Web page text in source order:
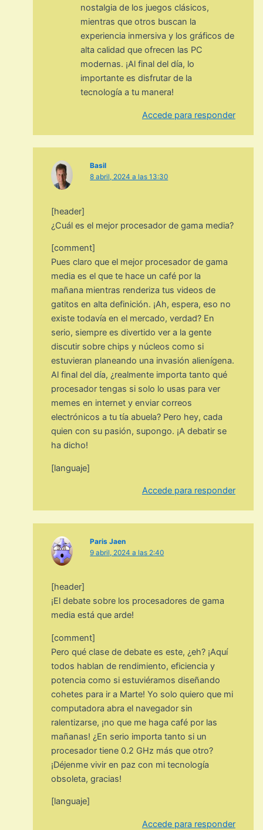
nostalgia de los juegos clásicos,
mientras que otros buscan la
experiencia inmersiva y los gráficos de
alta calidad que ofrecen las PC
modernas. ¡Al final del día, lo
importante es disfrutar de la
tecnología a tu manera!
Accede para responder
Basil
8 abril, 2024 a las 13:30
[header]
¿Cuál es el mejor procesador de gama media?
[comment]
Pues claro que el mejor procesador de gama
media es el que te hace un café por la
mañana mientras renderiza tus videos de
gatitos en alta definición. ¡Ah, espera, eso no
existe todavía en el mercado, verdad? En
serio, siempre es divertido ver a la gente
discutir sobre chips y núcleos como si
estuvieran planeando una invasión alienígena.
Al final del día, ¿realmente importa tanto qué
procesador tengas si solo lo usas para ver
memes en internet y enviar correos
electrónicos a tu tía abuela? Pero hey, cada
quien con su pasión, supongo. ¡A debatir se
ha dicho!
[languaje]
Accede para responder
Paris Jaen
9 abril, 2024 a las 2:40
[header]
¡El debate sobre los procesadores de gama
media está que arde!
[comment]
Pero qué clase de debate es este, ¿eh? ¡Aquí
todos hablan de rendimiento, eficiencia y
potencia como si estuviéramos diseñando
cohetes para ir a Marte! Yo solo quiero que mi
computadora abra el navegador sin
ralentizarse, ¡no que me haga café por las
mañanas! ¿En serio importa tanto si un
procesador tiene 0.2 GHz más que otro?
¡Déjenme vivir en paz con mi tecnología
obsoleta, gracias!
[languaje]
Accede para responder